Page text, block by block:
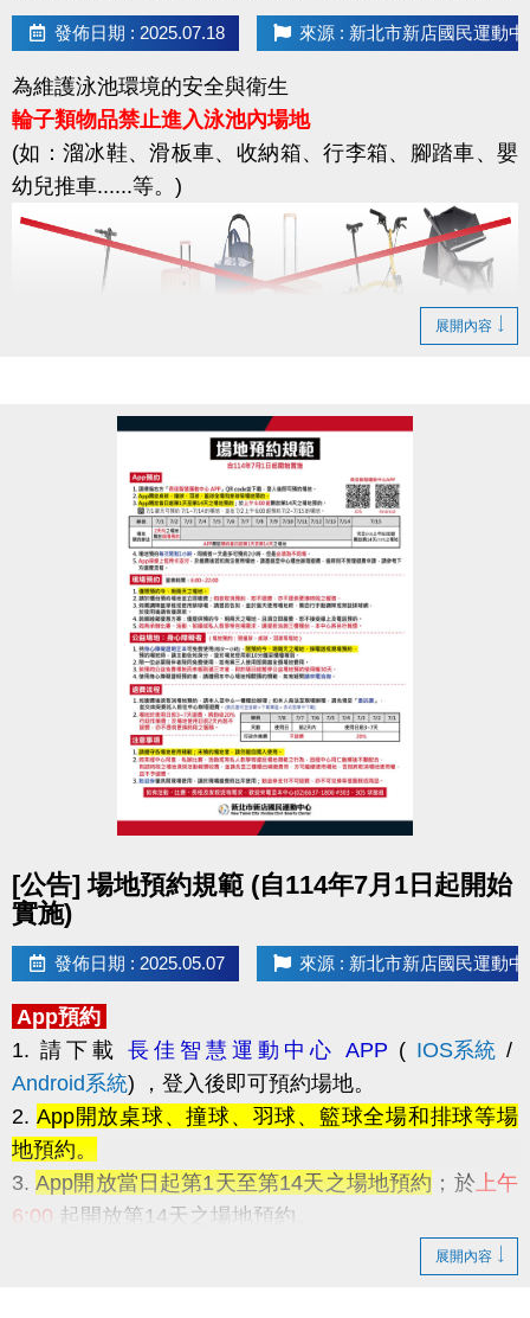
發佈日期 : 2025.07.18 來源 : 新北市新店國民運動中
為維護泳池環境的安全與衛生
輪子類物品禁止進入泳池內場地
(如：溜冰鞋、滑板車、收納箱、行李箱、腳踏車、嬰
幼兒推車......等。)
輪椅使用者：限使用運動中心泳池專用輪椅
請於入場後，將個人的輪椅停放在輪椅區，並更換泳
池專用輪椅；
民眾需自行保管個人財物，運動中心不負保管責任。
必要使用之收納箱、行李箱、嬰幼兒推車等
可停放在泳池無障礙通道旁的空地 - 暫放區
貴重物品請隨身攜帶或租用鑰匙式置物櫃，
展開內容
[公告] 場地預約規範 (自114年7月1日起開始
實施)
發佈日期 : 2025.05.07 來源 : 新北市新店國民運動中
App預約
1. 請下載長佳智慧運動中心 APP ( IOS系統 /
Android系統)
，登入後即可預約場地。
2. App開放桌球、撞球、羽球、籃球全場和排球等場
地預約。
3.App開放當日起第1天至第14天之場地預約 ；於 上午
6:00 起開放第14天之場地預約。
7/1 當天可預約 7/1~7/14 的場地，並在 7/2 上
展開內容